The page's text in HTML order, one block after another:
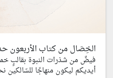
الخِصَال من كتاب الأربعون
فيضٌ من شذرات النبوة بقالبٍ
أيديكم ليكون منهاجًا للسّالكين